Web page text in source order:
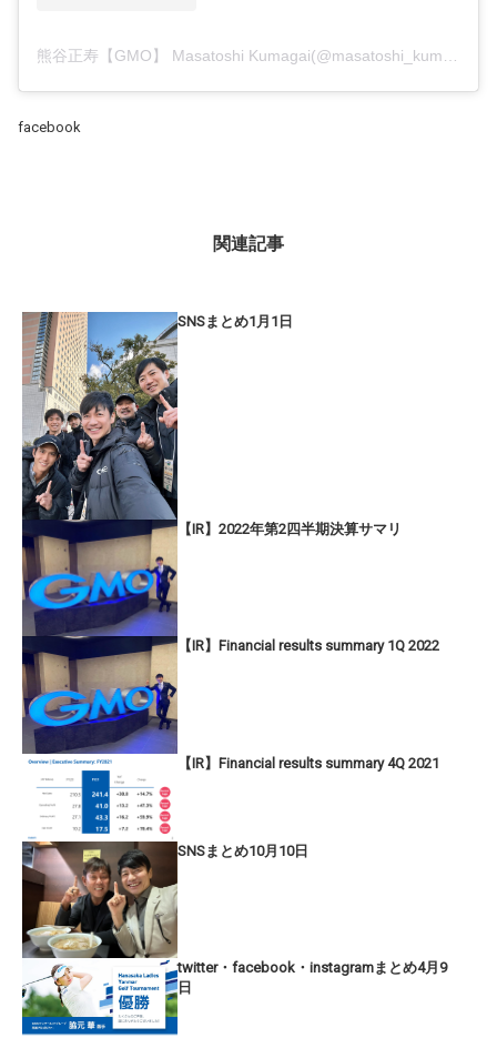
facebook
関連記事
SNSまとめ1月1日
【IR】2022年第2四半期決算サマリ
【IR】Financial results summary 1Q 2022
【IR】Financial results summary 4Q 2021
SNSまとめ10月10日
twitter・facebook・instagramまとめ4月9
日